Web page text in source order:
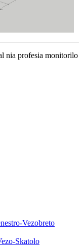
nia profesia monitorilo
Vezobreto
Skatolo